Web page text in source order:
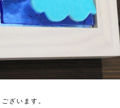
ざいます。